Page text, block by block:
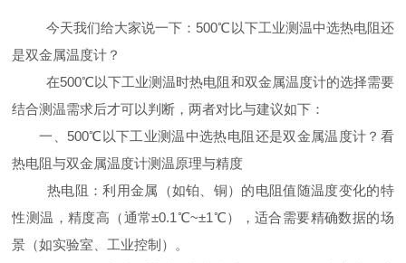
今天我们给大家说一下：500℃以下工业测温中选热电阻还
是双金属温度计？
在500℃以下工业测温时热电阻和双金属温度计的选择需要
结合测温需求后才可以判断，两者对比与建议如下：
一、500℃以下工业测温中选热电阻还是双金属温度计？看
热电阻与双金属温度计测温原理与精度
热电阻：利用金属（如铂、铜）的电阻值随温度变化的特
性测温，精度高（通常±0.1℃~±1℃），适合需要精确数据的场
景（如实验室、工业控制）。